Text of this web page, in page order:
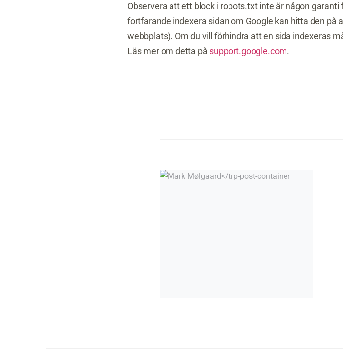
Observera att ett block i robots.txt inte är någon
fortfarande indexera sidan om Google kan hitta den på
webbplats). Om du vill förhindra att en sida indexeras
Läs mer om detta på support.google.com.